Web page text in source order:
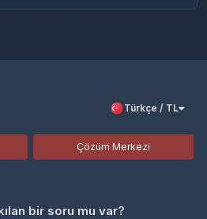
Türkçe / TL
Çözüm Merkezi
bir soru mu var?